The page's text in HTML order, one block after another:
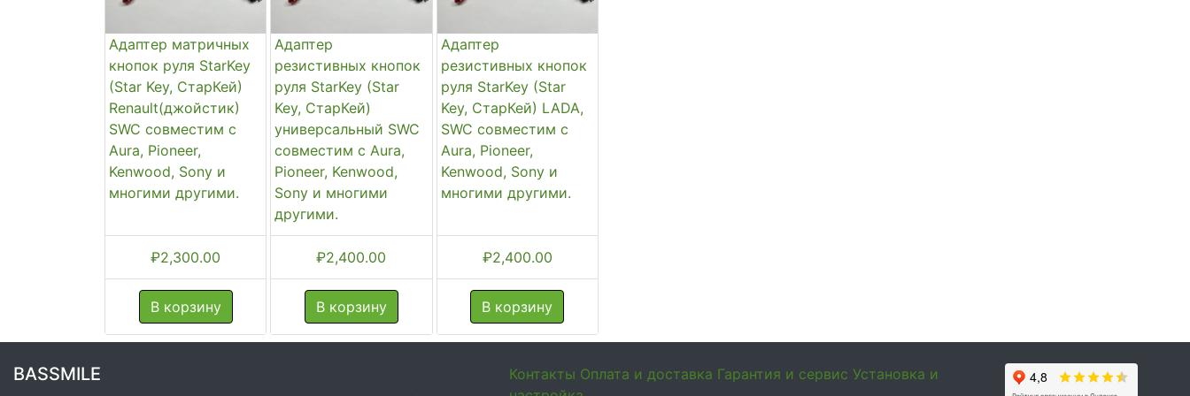
Адаптер матричных
кнопок руля StarKey
(Star Key, СтарКей)
Renault(джойстик)
SWC совместим с
Aura, Pioneer,
Kenwood, Sony и
многими другими.
₽2,300.00
В корзину
Адаптер
резистивных кнопок
руля StarKey (Star
Key, СтарКей)
универсальный SWC
совместим с Aura,
Pioneer, Kenwood,
Sony и многими
другими.
₽2,400.00
В корзину
Адаптер
резистивных кнопок
руля StarKey (Star
Key, СтарКей) LADA,
SWC совместим с
Aura, Pioneer,
Kenwood, Sony и
многими другими.
₽2,400.00
В корзину
BASSMILE Контакты Оплата и доставка Гарантия и сервис Установка и